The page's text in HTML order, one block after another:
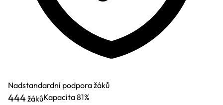
Nadstandardní podpora žáků
444žákůKapacita81%